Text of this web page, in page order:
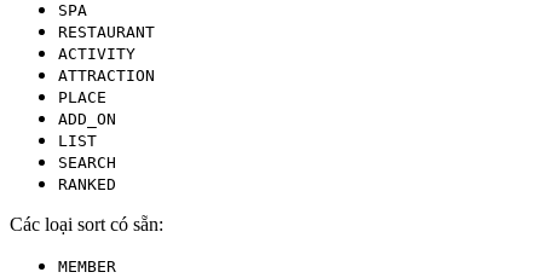
SPA
RESTAURANT
ACTIVITY
ATTRACTION
PLACE
ADD_ON
LIST
SEARCH
RANKED
Các loại sort có sẵn:
MEMBER